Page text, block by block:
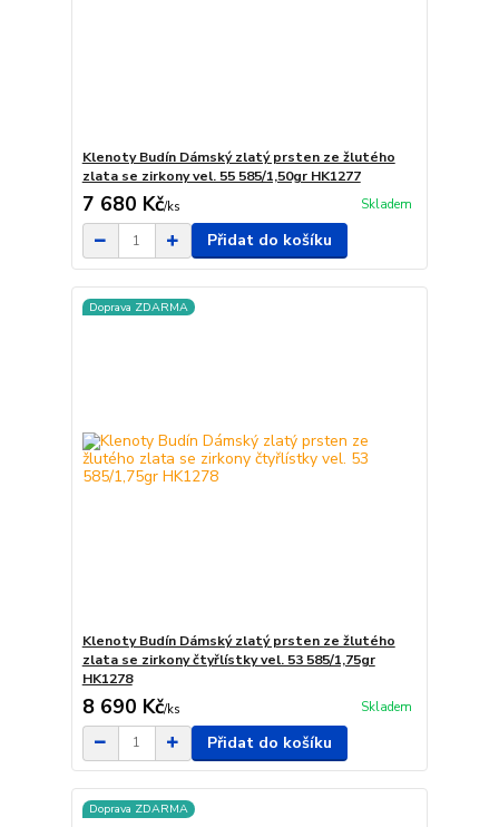
Klenoty Budín Dámský zlatý prsten ze žlutého
zlata se zirkony vel. 55 585/1,50gr HK1277
7 680 Kč/ks Skladem
Přidat do košíku
Doprava ZDARMA
Klenoty Budín Dámský zlatý prsten ze žlutého
zlata se zirkony čtyřlístky vel. 53 585/1,75gr
HK1278
8 690 Kč/ks Skladem
Přidat do košíku
Doprava ZDARMA